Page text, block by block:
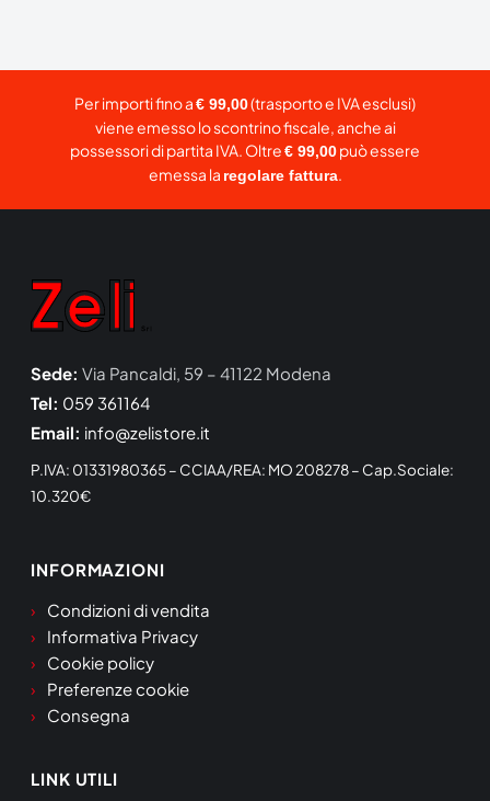
Per importi fino a€ 99,00(trasporto e IVA esclusi)
viene emesso lo scontrino fiscale, anche ai
possessori di partita IVA. Oltre€ 99,00può essere
emessa la regolare fattura.
Sede: Via Pancaldi, 59 – 41122 Modena
Tel: 059 361164
Email: info@zelistore.it
P.IVA: 01331980365 – CCIAA/REA: MO 208278 – Cap.Sociale:
10.320€
INFORMAZIONI
Condizioni di vendita
Informativa Privacy
Cookie policy
Preferenze cookie
Consegna
LINK UTILI